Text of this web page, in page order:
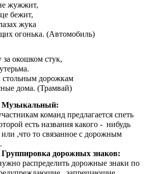
жужжит,
бежит,
жука
огонька. (Автомобиль)
за окошком стук,
дорожкам
дома. (Трамвай)
Музыкальный:
команд предлагается спеть
есть названия какого - нибудь
или ,что то связанное с дорожным
Группировка дорожных знаков:
распределить дорожные знаки по